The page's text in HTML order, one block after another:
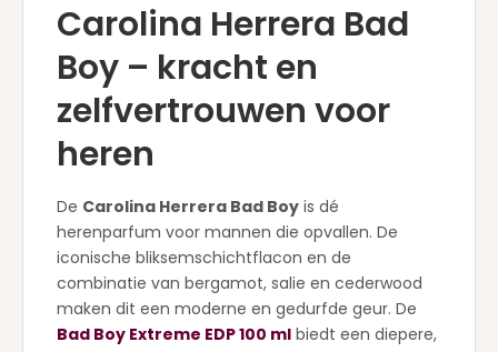
Carolina Herrera Bad
Boy – kracht en
zelfvertrouwen voor
heren
De Carolina Herrera Bad Boy is dé
herenparfum voor mannen die opvallen. De
iconische bliksemschichtflacon en de
combinatie van bergamot, salie en cederwood
maken dit een moderne en gedurfde geur. De
Bad Boy Extreme EDP 100 ml biedt een diepere,